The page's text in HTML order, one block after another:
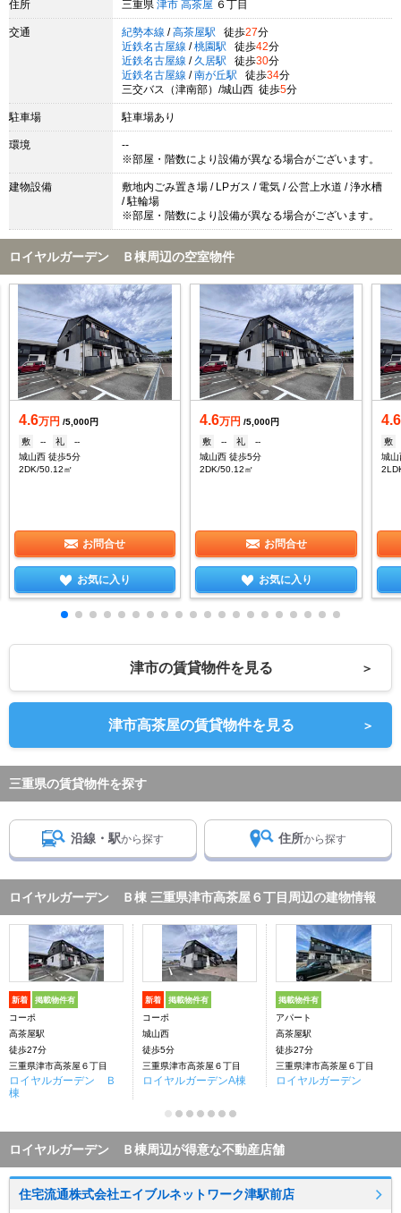
住所 三重県 津市 高茶屋 ６丁目
交通 紀勢本線 / 高茶屋駅 徒歩27分
近鉄名古屋線 / 桃園駅 徒歩42分
近鉄名古屋線 / 久居駅 徒歩30分
近鉄名古屋線 / 南が丘駅 徒歩34分
三交バス（津南部）/城山西 徒歩5分
駐車場 駐車場あり
環境
--
※部屋・階数により設備が異なる場合がございます。
建物設備
敷地内ごみ置き場 / LPガス / 電気 / 公営上水道 / 浄水槽
/ 駐輪場
※部屋・階数により設備が異なる場合がございます。
ロイヤルガーデン Ｂ棟周辺の空室物件
4.6万円 /5,000円
敷
-- 礼
--
城山西 徒歩5分
2DK/50.12㎡
お問合せ
お気に入り
4.6万円 /5,000円
敷
-- 礼
--
城山西 徒歩5分
2DK/50.12㎡
お問合せ
お気に入り
4.6
敷
城山
津市の賃貸物件を見る ＞
津市高茶屋の賃貸物件を見る ＞
三重県の賃貸物件を探す
沿線・駅から探す 住所から探す
ロイヤルガーデン Ｂ棟 三重県津市高茶屋６丁目周辺の建物情報
新着 掲載物件有
コーポ
高茶屋駅
徒歩27分
三重県津市高茶屋６丁目
ロイヤルガーデン Ｂ
棟
新着 掲載物件有
コーポ
城山西
徒歩5分
三重県津市高茶屋６丁目
ロイヤルガーデンA棟
掲載物件有
アパート
高茶屋駅
徒歩27分
三重県津市高茶屋６丁目
ロイヤルガーデン
ロイヤルガーデン Ｂ棟周辺が得意な不動産店舗
住宅流通株式会社エイブルネットワーク津駅前店